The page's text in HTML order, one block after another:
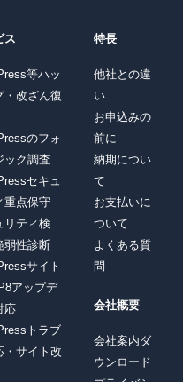
ス
等ハッ
・改ざん復
のフォ
ック調査
セキュ
重点保守
リティ検
弱性診断
サイト
アップデ
応
トラブ
・サイト改
特長
他社との違
い
お申込みの
前に
納期につい
て
お支払いに
ついて
よくある質
問
会社概要
会社案内ダ
ウンロード